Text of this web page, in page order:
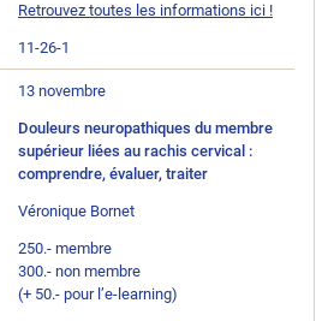
Retrouvez toutes les informations ici !
11-26-1
13 novembre
Douleurs neuropathiques du membre
supérieur liées au rachis cervical :
comprendre, évaluer, traiter
Véronique Bornet
250.- membre
300.- non membre
(+ 50.- pour l’e-learning)